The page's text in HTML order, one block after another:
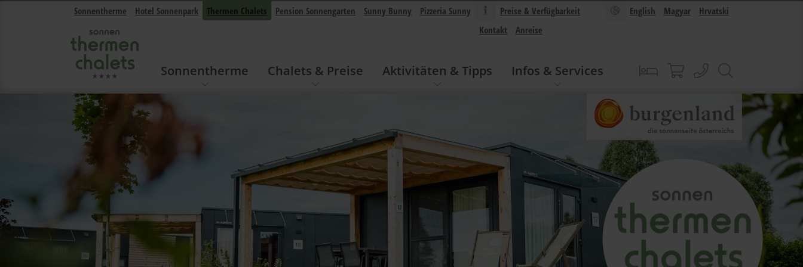
Navigation überspringen
Sonnentherme Hotel Sonnenpark Thermen Chalets Pension Sonnengarten Sunny Bunny Pizzeria Sunny English Magyar Hrvatski
Preise & Verfügbarkeit
Kontakt
Anreise
Sonnentherme Chalets & Preise Aktivitäten & Tipps Infos & Services BuchenSonnentherme Shop
anrufen